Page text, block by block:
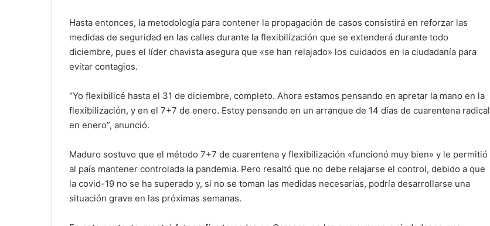
Hasta entonces, la metodología para contener la propagación de casos consistirá en reforzar las
medidas de seguridad en las calles durante la flexibilización que se extenderá durante todo
diciembre, pues el líder chavista asegura que «se han relajado» los cuidados en la ciudadanía para
evitar contagios.
“Yo flexibilicé hasta el 31 de diciembre, completo. Ahora estamos pensando en apretar la mano en la
flexibilización, y en el 7+7 de enero. Estoy pensando en un arranque de 14 días de cuarentena radical
en enero”, anunció.
Maduro sostuvo que el método 7+7 de cuarentena y flexibilización «funcionó muy bien» y le permitió
al país mantener controlada la pandemia. Pero resaltó que no debe relajarse el control, debido a que
la covid-19 no se ha superado y, si no se toman las medidas necesarias, podría desarrollarse una
situación grave en las próximas semanas.